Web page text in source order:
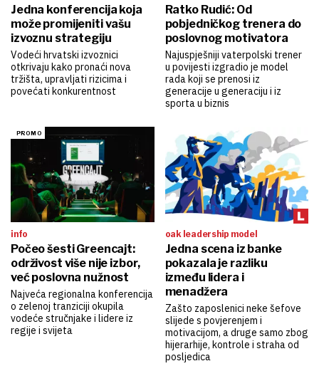
Jedna konferencija koja
može promijeniti vašu
izvoznu strategiju
Vodeći hrvatski izvoznici
otkrivaju kako pronaći nova
tržišta, upravljati rizicima i
povećati konkurentnost
Ratko Rudić: Od
pobjedničkog trenera do
poslovnog motivatora
Najuspješniji vaterpolski trener
u povijesti izgradio je model
rada koji se prenosi iz
generacije u generaciju i iz
sporta u biznis
info
Počeo šesti Greencajt:
održivost više nije izbor,
već poslovna nužnost
Najveća regionalna konferencija
o zelenoj tranziciji okupila
vodeće stručnjake i lidere iz
regije i svijeta
oak leadership model
Jedna scena iz banke
pokazala je razliku
između lidera i
menadžera
Zašto zaposlenici neke šefove
slijede s povjerenjem i
motivacijom, a druge samo zbog
hijerarhije, kontrole i straha od
posljedica